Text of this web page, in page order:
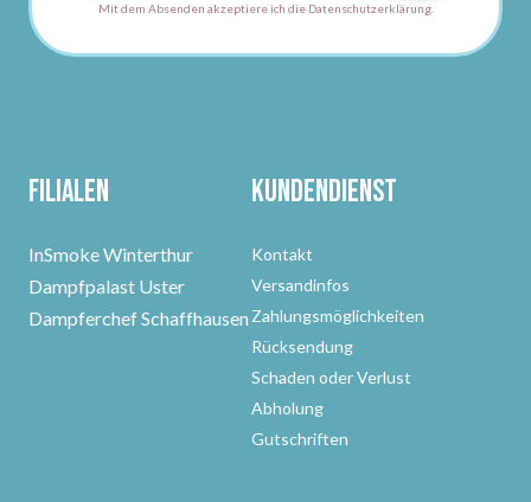
Mit dem Absenden akzeptiere ich die Datenschutzerklärung.
Filialen
InSmoke Winterthur
Dampfpalast Uster
Dampferchef Schaffhausen
Kundendienst
Kontakt
Versandinfos
Zahlungsmöglichkeiten
Rücksendung
Schaden oder Verlust
Abholung
Gutschriften